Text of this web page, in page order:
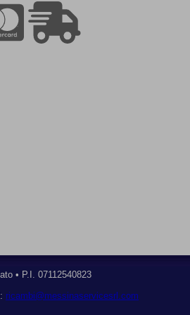
• P.I. 07112540823
ricambi@messinaservicesrl.com